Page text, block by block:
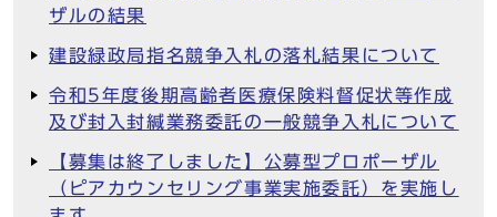
ザルの結果
建設緑政局指名競争入札の落札結果について
令和5年度後期高齢者医療保険料督促状等作成
及び封入封緘業務委託の一般競争入札について
【募集は終了しました】公募型プロポーザル
（ピアカウンセリング事業実施委託）を実施し